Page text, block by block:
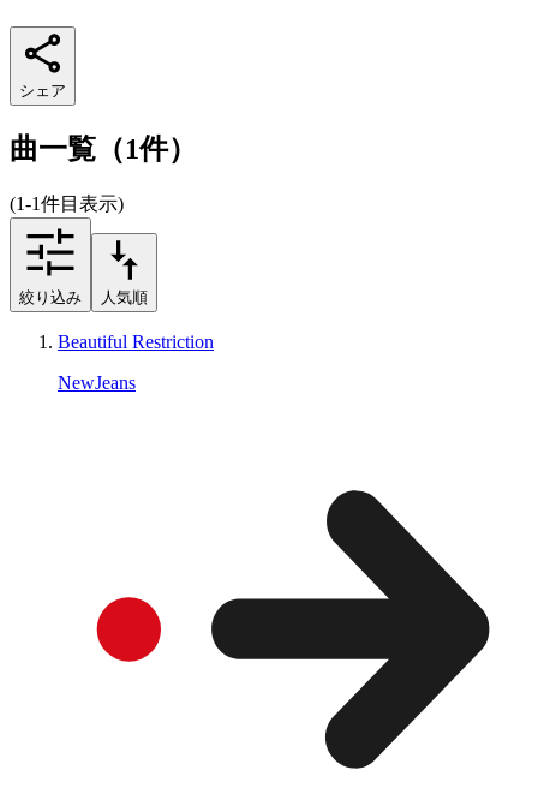
シェア
曲一覧（1件）
(1-1件目表示)
絞り込み 人気順
Beautiful Restriction
NewJeans